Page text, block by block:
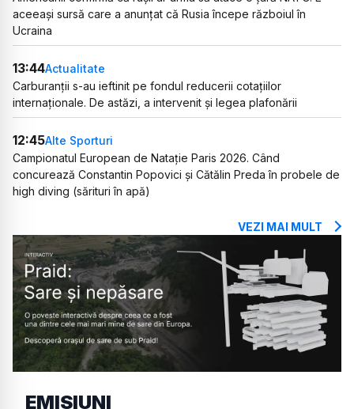
aceeași sursă care a anunțat că Rusia începe războiul în
Ucraina
13:44Actualitate
Carburanții s-au ieftinit pe fondul reducerii cotațiilor
internaționale. De astăzi, a intervenit și legea plafonării
12:45Alte Sporturi
Campionatul European de Natație Paris 2026. Când
concurează Constantin Popovici și Cătălin Preda în probele de
high diving (sărituri în apă)
VEZI MAI MULT
EMISIUNI